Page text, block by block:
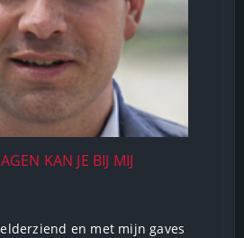
KAN JE BIJ MIJ
en met mijn gaves